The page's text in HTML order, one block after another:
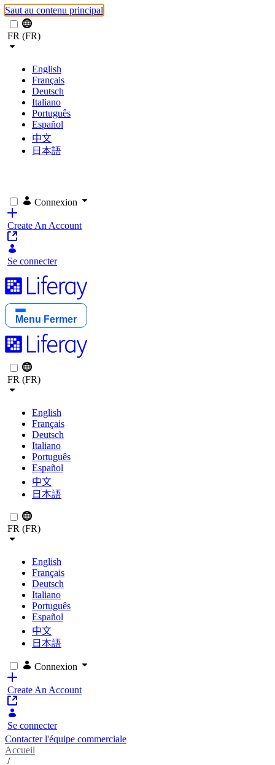
Saut au contenu principal
FR (FR)
English
Français
Deutsch
Italiano
Português
Español
中文
日本語
Connexion
Create An Account
Se connecter
Menu Fermer
FR (FR)
English
Français
Deutsch
Italiano
Português
Español
中文
日本語
FR (FR)
English
Français
Deutsch
Italiano
Português
Español
中文
日本語
Connexion
Create An Account
Se connecter
Contacter l'équipe commerciale
Accueil
/